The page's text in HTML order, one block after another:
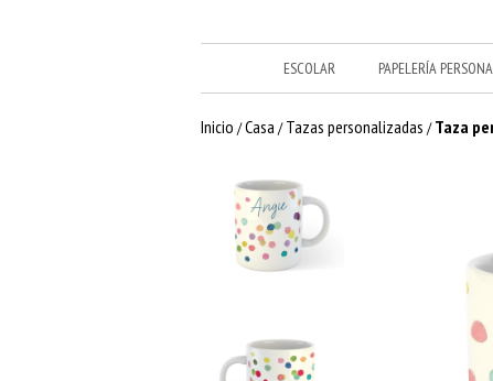
ESCOLAR PAPELERÍA
Inicio /Casa / Tazas personalizadas / Taza